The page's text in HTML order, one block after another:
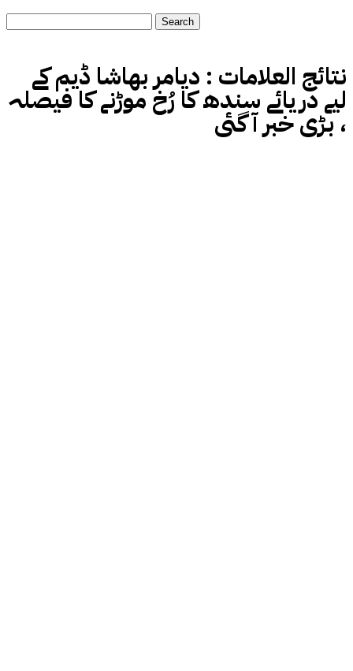
نتائج العلامات : دیامر بھاشا ڈیم کے
لیے دریائے سندھ کا رُخ موڑنے کا فیصلہ
، بڑی خبر آ گئی